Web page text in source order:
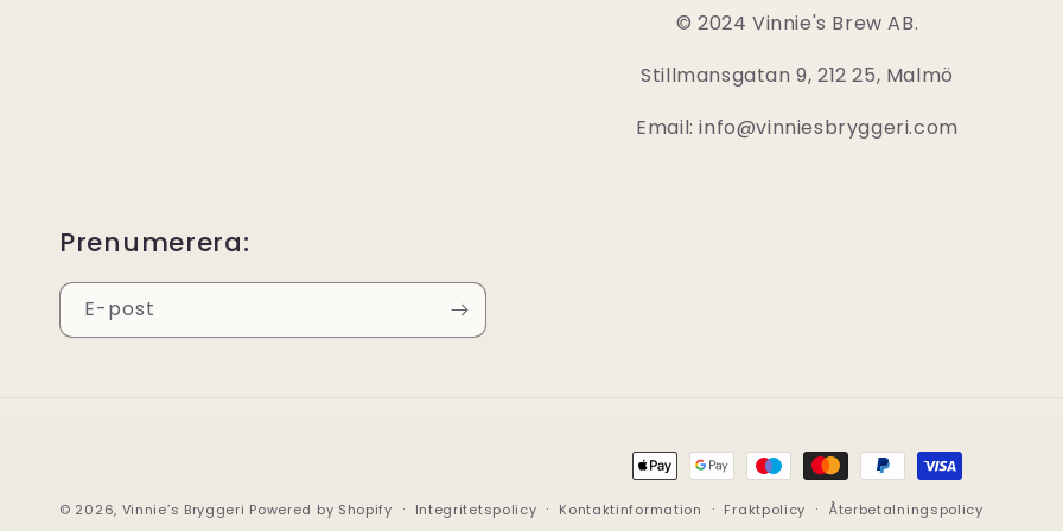
© 2024 Vinnie's Brew AB.
Stillmansgatan 9, 212 25, Malmö
Email: info@vinniesbryggeri.com
Prenumerera:
E-post
Betalningsmetoder
© 2026, Vinnie’s Bryggeri Powered by Shopify Integritetspolicy Kontaktinformation Fraktpolicy Återbetalningspolicy